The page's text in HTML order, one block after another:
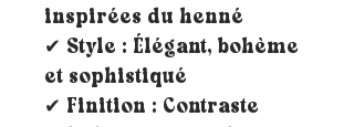
inspirées du henné
✔ Style : Élégant, bohème
et sophistiqué
✔ Finition : Contraste